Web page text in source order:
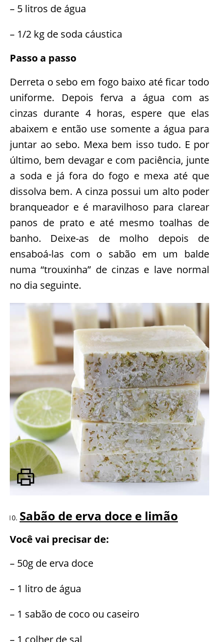
– 5 litros de água
– 1/2 kg de soda cáustica
Passo a passo
Derreta o sebo em fogo baixo até ficar todo
uniforme. Depois ferva a água com as
cinzas durante 4 horas, espere que elas
abaixem e então use somente a água para
juntar ao sebo. Mexa bem isso tudo. E por
último, bem devagar e com paciência, junte
a soda e já fora do fogo e mexa até que
dissolva bem. A cinza possui um alto poder
branqueador e é maravilhoso para clarear
panos de prato e até mesmo toalhas de
banho. Deixe-as de molho depois de
ensaboá-las com o sabão em um balde
numa “trouxinha” de cinzas e lave normal
no dia seguinte.
Sabão de erva doce e limão
Você vai precisar de:
– 50g de erva doce
– 1 litro de água
– 1 sabão de coco ou caseiro